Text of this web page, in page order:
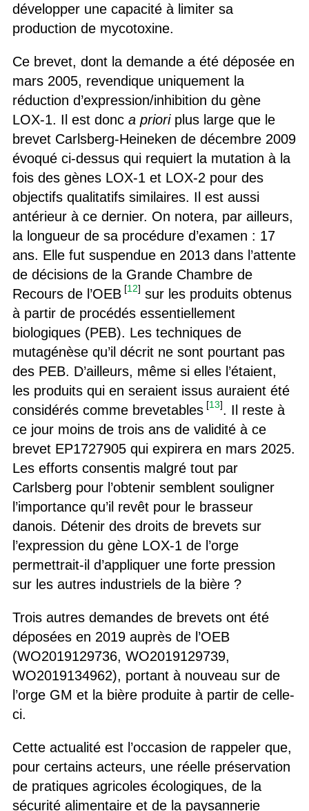
développer une capacité à limiter sa
production de mycotoxine.
Ce brevet, dont la demande a été déposée en
mars 2005, revendique uniquement la
réduction d’expression/inhibition du gène
LOX-1. Il est donc a prioriplus large que le
brevet Carlsberg-Heineken de décembre 2009
évoqué ci-dessus qui requiert la mutation à la
fois des gènes LOX-1 et LOX-2 pour des
objectifs qualitatifs similaires. Il est aussi
antérieur à ce dernier. On notera, par ailleurs,
la longueur de sa procédure d’examen : 17
ans. Elle fut suspendue en 2013 dans l’attente
de décisions de la Grande Chambre de
Recours de l’OEB [12] sur les produits obtenus
à partir de procédés essentiellement
biologiques (PEB). Les techniques de
mutagénèse qu’il décrit ne sont pourtant pas
des PEB. D’ailleurs, même si elles l’étaient,
les produits qui en seraient issus auraient été
considérés comme brevetables [13]. Il reste à
ce jour moins de trois ans de validité à ce
brevet EP1727905 qui expirera en mars 2025.
Les efforts consentis malgré tout par
Carlsberg pour l’obtenir semblent souligner
l’importance qu’il revêt pour le brasseur
danois. Détenir des droits de brevets sur
l’expression du gène LOX-1 de l’orge
permettrait-il d’appliquer une forte pression
sur les autres industriels de la bière ?
Trois autres demandes de brevets ont été
déposées en 2019 auprès de l’OEB
(WO2019129736, WO2019129739,
WO2019134962), portant à nouveau sur de
l’orge GM et la bière produite à partir de celle-
ci.
Cette actualité est l’occasion de rappeler que,
pour certains acteurs, une réelle préservation
de pratiques agricoles écologiques, de la
sécurité alimentaire et de la paysannerie